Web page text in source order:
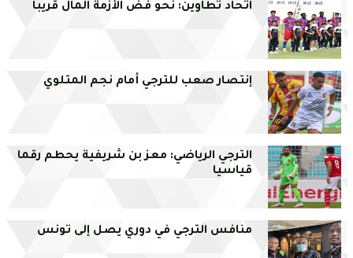
اتحاد تطاوين: نحو فض الأزمة المال قريبا
إنتصار صعب للترجي أمام نجم المتلوي
الترجي الرياضي: معز بن شريفية يحطم رقما
قياسيا
منافس الترجي في دوري يصل إلى تونس